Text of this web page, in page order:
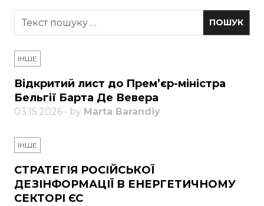
ІНШЕ
Відкритий лист до Прем’єр-міністра
Бельгії Барта Де Вевера
03.15.2026 • by Marta Barandiy
ІНШЕ
СТРАТЕГІЯ РОСІЙСЬКОЇ
ДЕЗІНФОРМАЦІЇ В ЕНЕРГЕТИЧНОМУ
СЕКТОРІ ЄС